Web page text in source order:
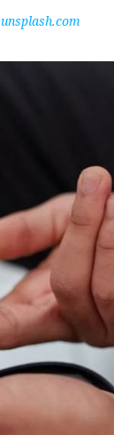
unsplash.com